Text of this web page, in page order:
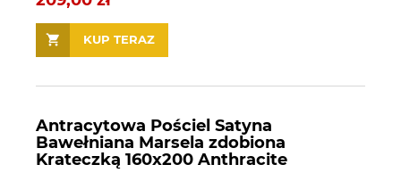
KUP TERAZ
Antracytowa Pościel Satyna
Bawełniana Marsela zdobiona
Krateczką 160x200 Anthracite